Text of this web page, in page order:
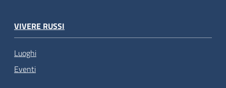
VIVERE RUSSI
Luoghi
Eventi